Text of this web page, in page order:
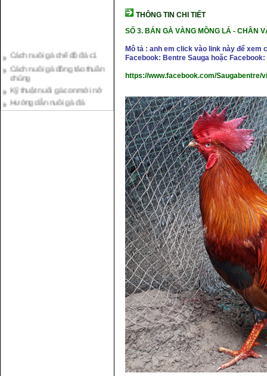
Cách nuôi gà đông tảo thuần
chủng
Kỹ thuật nuôi gà con mới nở
Hướng dẫn nuôi gà đá
Tại sao bạn cần biết cách nuôi
gà chọi ?
THÔNG TIN CHI TIẾT
SỐ 3. BÁN GÀ VÀNG MỒNG LÁ - CHÂN
Mô tả : anh em click vào link này để
Facebook: Bentre Sauga hoặc Facebook:
https://www.facebook.com/Saugabentre/